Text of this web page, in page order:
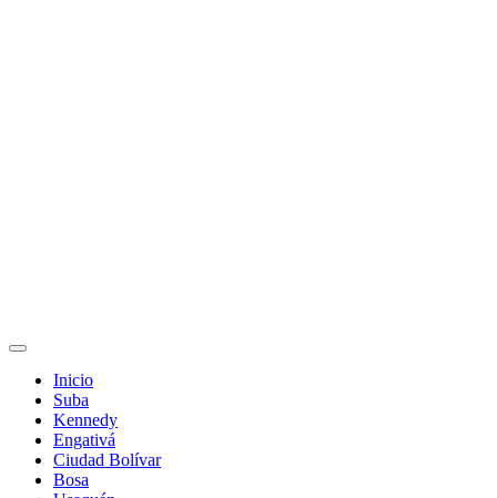
Inicio
Suba
Kennedy
Engativá
Ciudad Bolívar
Bosa